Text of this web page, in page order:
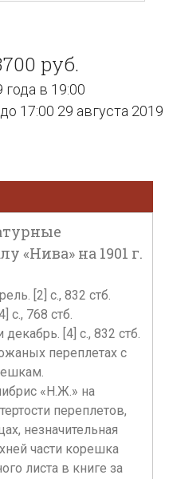
руб.
года в 19:00
17:00 29 августа 2019
«Нива» на 1901 г.
[2] c., 832 стб.
c., 768 стб.
[4] с., 832 стб.
переплетах с
«Н.Ж.» на
переплетов,
незначительная
части корешка
листа в книге за